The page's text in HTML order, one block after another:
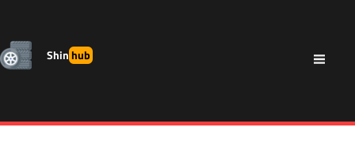
Shinhub